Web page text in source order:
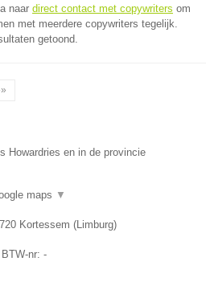
naar direct contact met copywriters om
met meerdere copywriters tegelijk.
getoond.
Howardries en in de provincie
maps ▼
Kortessem (Limburg)
nr: -